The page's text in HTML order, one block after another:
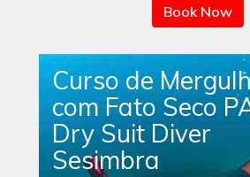
Book Now
Curso de
com Fato Seco
Dry Suit Diver
Sesimbra